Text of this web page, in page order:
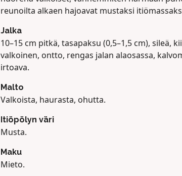
reunoilta alkaen hajoavat mustaksi
Jalka
10–15 cm pitkä, tasapaksu (0,5–1,5 cm), sileä,
valkoinen, ontto, rengas jalan alaosassa,
irtoava.
Malto
Valkoista, haurasta, ohutta.
Itiöpölyn väri
Musta.
Maku
Mieto.